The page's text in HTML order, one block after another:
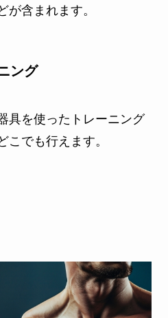
が含まれます。
ング
具を使ったトレーニング
こでも行えます。